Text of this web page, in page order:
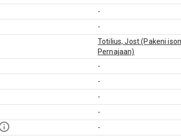
-
-
Totilius, Jost (Pakeni
Pernajaan)
-
-
-
-
-